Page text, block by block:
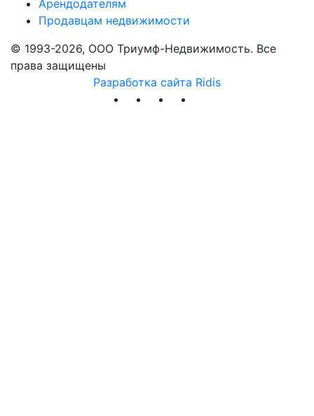
Арендодателям
Продавцам недвижимости
© 1993-2026, ООО Триумф-Недвижимость. Все
права защищены
Разработка сайта Ridis